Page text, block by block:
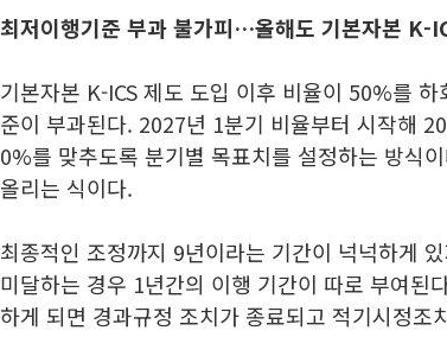
최저이행기준 부과 불가피…올해도 기본자본 K-
기본자본 K-ICS 제도 도입 이후 비율이 50%를
준이 부과된다. 2027년 1분기 비율부터 시작해
0%를 맞추도록 분기별 목표치를 설정하는 방식
올리는 식이다.
최종적인 조정까지 9년이라는 기간이 넉넉하게
미달하는 경우 1년간의 이행 기간이 따로 부여된
하게 되면 경과규정 조치가 종료되고 적기시정조